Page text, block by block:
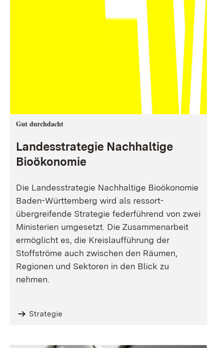
Gut durchdacht
Landesstrategie Nachhaltige
Bioökonomie
Die Landesstrategie Nachhaltige Bioökonomie
Baden-Württemberg wird als ressort-
übergreifende Strategie federführend von zwei
Ministerien umgesetzt. Die Zusammenarbeit
ermöglicht es, die Kreislaufführung der
Stoffströme auch zwischen den Räumen,
Regionen und Sektoren in den Blick zu
nehmen.
Strategie